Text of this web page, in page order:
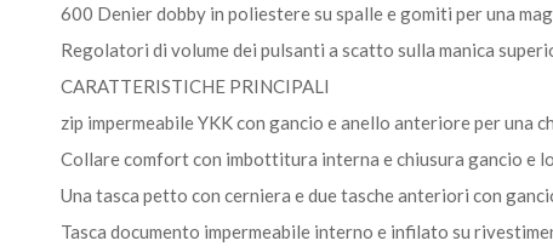
600 Denier dobby in poliestere su spalle e gomiti per una
Regolatori di volume dei pulsanti a scatto sulla manica
CARATTERISTICHE PRINCIPALI
zip impermeabile YKK con gancio e anello anteriore per una
Collare comfort con imbottitura interna e chiusura gancio e
Una tasca petto con cerniera e due tasche anteriori con
Tasca documento impermeabile interno e infilato su